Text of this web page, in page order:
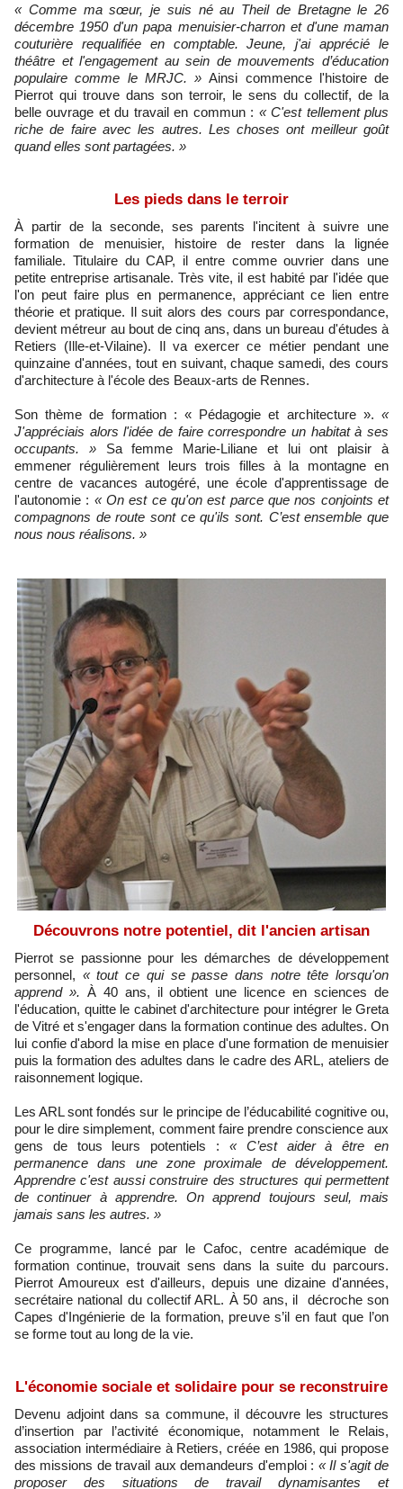
« Comme ma sœur, je suis né au Theil de Bretagne le 26
décembre 1950 d'un papa menuisier-charron et d'une maman
couturière requalifiée en comptable. Jeune, j'ai apprécié le
théâtre et l'engagement au sein de mouvements d’éducation
populaire comme le MRJC. » Ainsi commence l'histoire de
Pierrot qui trouve dans son terroir, le sens du collectif, de la
belle ouvrage et du travail en commun : « C'est tellement plus
riche de faire avec les autres. Les choses ont meilleur goût
quand elles sont partagées. »
Les pieds dans le terroir
À partir de la seconde, ses parents l'incitent à suivre une
formation de menuisier, histoire de rester dans la lignée
familiale. Titulaire du CAP, il entre comme ouvrier dans une
petite entreprise artisanale. Très vite, il est habité par l'idée que
l'on peut faire plus en permanence, appréciant ce lien entre
théorie et pratique. Il suit alors des cours par correspondance,
devient métreur au bout de cinq ans, dans un bureau d'études à
Retiers (Ille-et-Vilaine). Il va exercer ce métier pendant une
quinzaine d'années, tout en suivant, chaque samedi, des cours
d'architecture à l'école des Beaux-arts de Rennes.
Son thème de formation : « Pédagogie et architecture ». «
J'appréciais alors l'idée de faire correspondre un habitat à ses
occupants. » Sa femme Marie-Liliane et lui ont plaisir à
emmener régulièrement leurs trois filles à la montagne en
centre de vacances autogéré, une école d'apprentissage de
l'autonomie : « On est ce qu'on est parce que nos conjoints et
compagnons de route sont ce qu'ils sont. C’est ensemble que
nous nous réalisons. »
Découvrons notre potentiel, dit l'ancien artisan
Pierrot se passionne pour les démarches de développement
personnel, « tout ce qui se passe dans notre tête lorsqu'on
apprend ». À 40 ans, il obtient une licence en sciences de
l'éducation, quitte le cabinet d'architecture pour intégrer le Greta
de Vitré et s'engager dans la formation continue des adultes. On
lui confie d'abord la mise en place d'une formation de menuisier
puis la formation des adultes dans le cadre des ARL, ateliers de
raisonnement logique.
Les ARL sont fondés sur le principe de l’éducabilité cognitive ou,
pour le dire simplement, comment faire prendre conscience aux
gens de tous leurs potentiels : « C’est aider à être en
permanence dans une zone proximale de développement.
Apprendre c'est aussi construire des structures qui permettent
de continuer à apprendre. On apprend toujours seul, mais
jamais sans les autres. »
Ce programme, lancé par le Cafoc, centre académique de
formation continue, trouvait sens dans la suite du parcours.
Pierrot Amoureux est d'ailleurs, depuis une dizaine d'années,
secrétaire national du collectif ARL. À 50 ans, il décroche son
Capes d'Ingénierie de la formation, preuve s’il en faut que l’on
se forme tout au long de la vie.
L'économie sociale et solidaire pour se reconstruire
Devenu adjoint dans sa commune, il découvre les structures
d’insertion par l’activité économique, notamment le Relais,
association intermédiaire à Retiers, créée en 1986, qui propose
des missions de travail aux demandeurs d'emploi : « Il s'agit de
proposer des situations de travail dynamisantes et